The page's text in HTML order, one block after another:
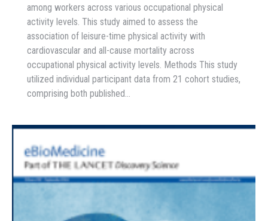
among workers across various occupational physical
activity levels. This study aimed to assess the
association of leisure-time physical activity with
cardiovascular and all-cause mortality across
occupational physical activity levels. Methods This study
utilized individual participant data from 21 cohort studies,
comprising both published…